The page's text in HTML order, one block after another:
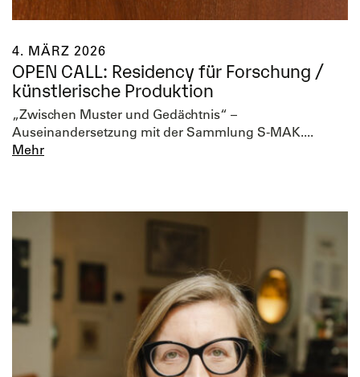
4. MÄRZ 2026
OPEN CALL: Residency für Forschung /
künstlerische Produktion
„Zwischen Muster und Gedächtnis“ –
Auseinandersetzung mit der Sammlung S-MAK....
Mehr